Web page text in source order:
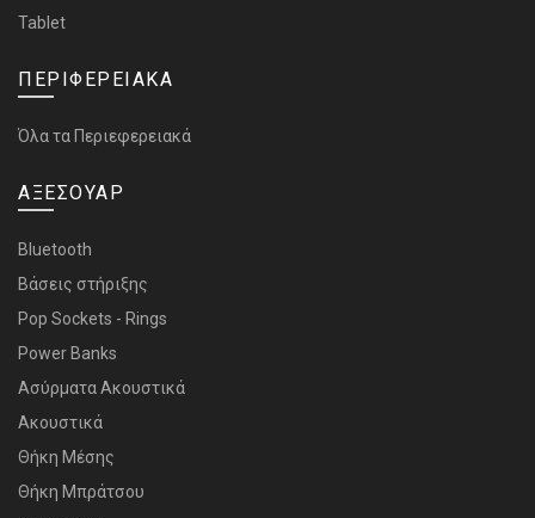
Tablet
ΠΕΡΙΦΕΡΕΙΑΚΑ
Όλα τα Περιεφερειακά
ΑΞΕΣΟΥΑΡ
Bluetooth
Bάσεις στήριξης
Pop Sockets - Rings
Power Banks
Ασύρματα Ακουστικά
Ακουστικά
Θήκη Μέσης
Θήκη Μπράτσου